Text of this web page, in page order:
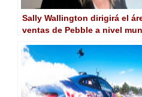
Sally Wallington dirigirá el
ventas de Pebble a nivel